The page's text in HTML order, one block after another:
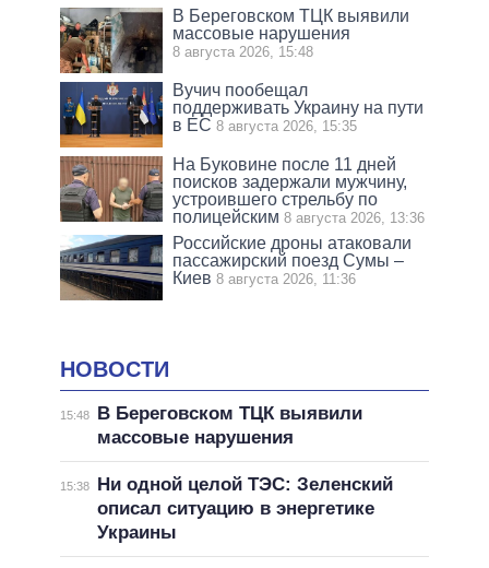
В Береговском ТЦК выявили
массовые нарушения
8 августа 2026, 15:48
Вучич пообещал
поддерживать Украину на пути
в ЕС 8 августа 2026, 15:35
На Буковине после 11 дней
поисков задержали мужчину,
устроившего стрельбу по
полицейским 8 августа 2026, 13:36
Российские дроны атаковали
пассажирский поезд Сумы –
Киев 8 августа 2026, 11:36
НОВОСТИ
15:48
В Береговском ТЦК выявили
массовые нарушения
15:38
Ни одной целой ТЭС: Зеленский
описал ситуацию в энергетике
Украины